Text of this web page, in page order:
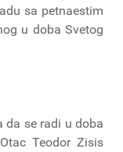
sa petnaestim
u doba Svetog
da se radi u doba
Teodor Zisis